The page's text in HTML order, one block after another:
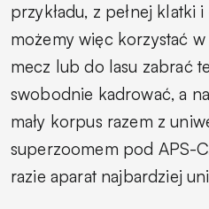
przykładu, z pełnej klatki
możemy więc korzystać
mecz lub do lasu zabrać
swobodnie kadrować, a
mały korpus razem z
superzoomem pod APS-
razie aparat najbardziej